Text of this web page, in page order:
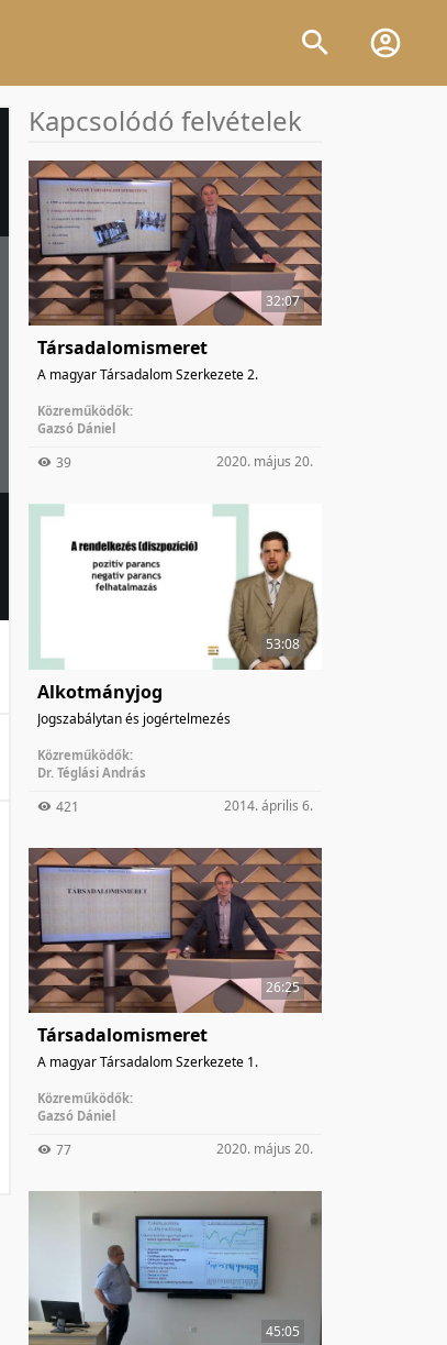
Kapcsolódó felvételek
32:07
Társadalomismeret
A magyar Társadalom Szerkezete 2.
Közreműködők:
Gazsó Dániel
39 2020. május 20.
53:08
Alkotmányjog
Jogszabálytan és jogértelmezés
Közreműködők:
Dr. Téglási András
421 2014. április 6.
26:25
Társadalomismeret
A magyar Társadalom Szerkezete 1.
Közreműködők:
Gazsó Dániel
77 2020. május 20.
45:05